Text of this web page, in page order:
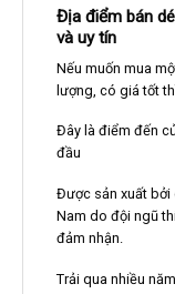
Địa điểm bán
và uy tín
Nếu muốn mua
lượng, có giá tốt
Đây là điểm đến
đầu
Được sản xuất bởi
Nam do đội ngũ
đảm nhận.
Trải qua nhiều